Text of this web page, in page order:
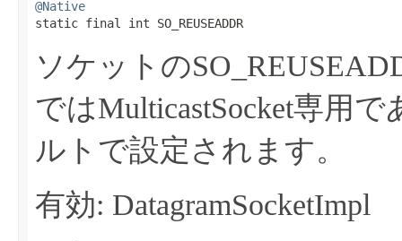
@Native
static final int SO_REUSEADDR
ソケットの
ではMulticastSocket専用
ルトで設定されます。
有効: DatagramSocketImpl